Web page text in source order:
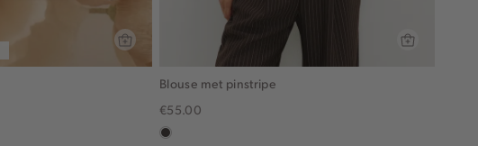
Blouse met pinstripe
€55.00
choco